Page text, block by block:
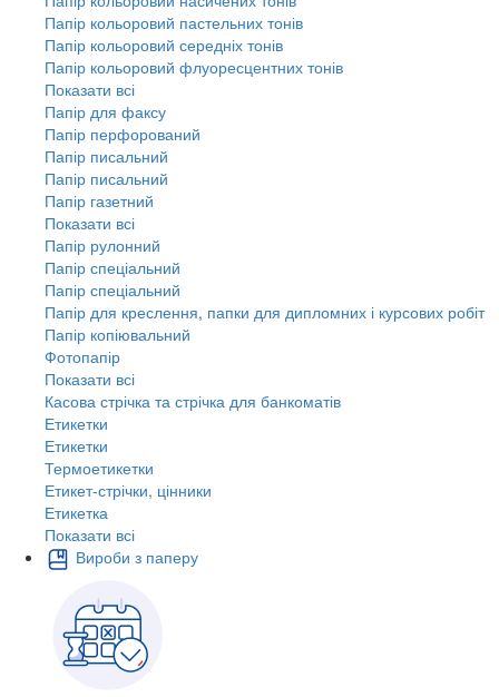
Папір кольоровий пастельних тонів
Папір кольоровий середніх тонів
Папір кольоровий флуоресцентних тонів
Показати всі
Папір для факсу
Папір перфорований
Папір писальний
Папір писальний
Папір газетний
Показати всі
Папір рулонний
Папір спеціальний
Папір спеціальний
Папір для креслення, папки для дипломних і курсових робіт
Папір копіювальний
Фотопапір
Показати всі
Касова стрічка та стрічка для банкоматів
Етикетки
Етикетки
Термоетикетки
Етикет-стрічки, цінники
Етикетка
Показати всі
Вироби з паперу